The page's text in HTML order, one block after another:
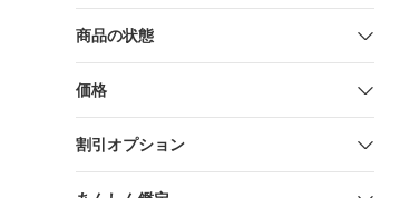
商品の状態
価格
割引オプション